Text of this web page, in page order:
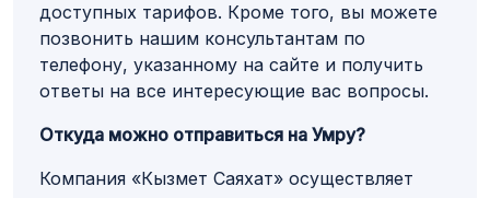
доступных тарифов. Кроме того, вы можете
позвонить нашим консультантам по
телефону, указанному на сайте и получить
ответы на все интересующие вас вопросы.
Откуда можно отправиться на Умру?
Компания «Кызмет Саяхат» осуществляет